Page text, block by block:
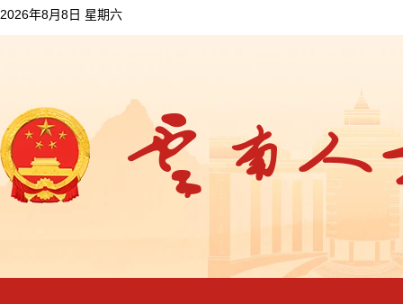
2026年8月8日 星期六